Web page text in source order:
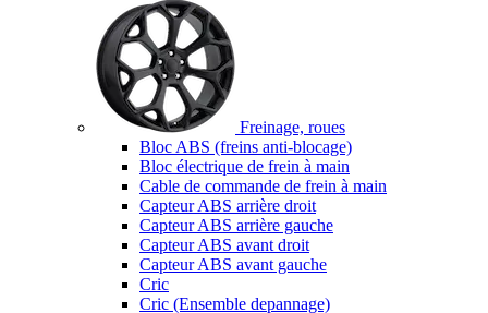
Freinage, roues
Bloc ABS (freins anti-blocage)
Bloc électrique de frein à main
Cable de commande de frein à main
Capteur ABS arrière droit
Capteur ABS arrière gauche
Capteur ABS avant droit
Capteur ABS avant gauche
Cric
Cric (Ensemble depannage)